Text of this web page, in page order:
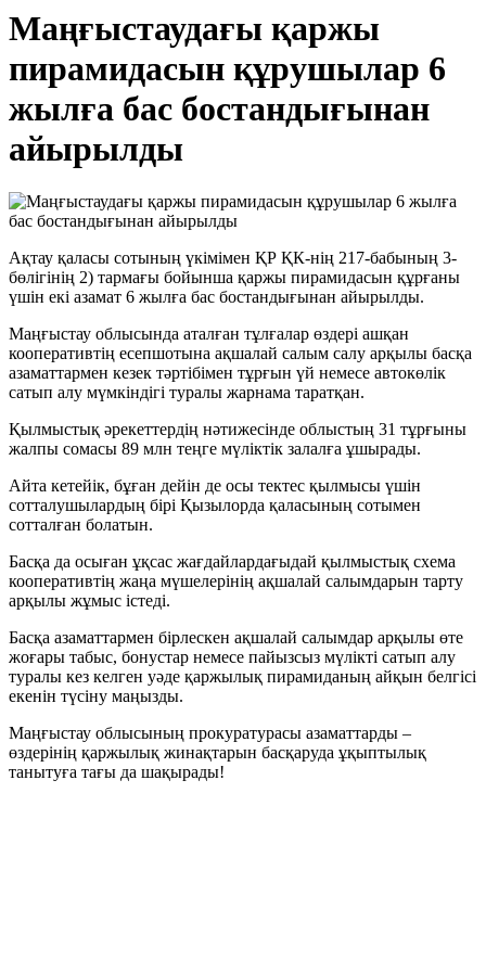
Маңғыстаудағы қаржы
пирамидасын құрушылар 6
жылға бас бостандығынан
айырылды
Ақтау қаласы сотының үкімімен ҚР ҚК-нің 217-бабының 3-
бөлігінің 2) тармағы бойынша қаржы пирамидасын құрғаны
үшін екі азамат 6 жылға бас бостандығынан айырылды.
Маңғыстау облысында аталған тұлғалар өздері ашқан
кооперативтің есепшотына ақшалай салым салу арқылы басқа
азаматтармен кезек тәртібімен тұрғын үй немесе автокөлік
сатып алу мүмкіндігі туралы жарнама таратқан.
Қылмыстық әрекеттердің нәтижесінде облыстың 31 тұрғыны
жалпы сомасы 89 млн теңге мүліктік залалға ұшырады.
Айта кетейік, бұған дейін де осы тектес қылмысы үшін
сотталушылардың бірі Қызылорда қаласының сотымен
сотталған болатын.
Басқа да осыған ұқсас жағдайлардағыдай қылмыстық схема
кооперативтің жаңа мүшелерінің ақшалай салымдарын тарту
арқылы жұмыс істеді.
Басқа азаматтармен бірлескен ақшалай салымдар арқылы өте
жоғары табыс, бонустар немесе пайызсыз мүлікті сатып алу
туралы кез келген уәде қаржылық пирамиданың айқын белгісі
екенін түсіну маңызды.
Маңғыстау облысының прокуратурасы азаматтарды –
өздерінің қаржылық жинақтарын басқаруда ұқыптылық
танытуға тағы да шақырады!